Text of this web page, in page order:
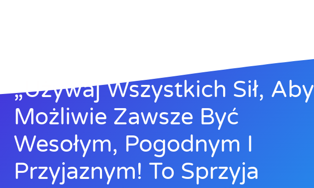
„Używaj Wszystkich Sił, Aby
Możliwie Zawsze Być
Wesołym, Pogodnym I
Przyjaznym! To Sprzyja